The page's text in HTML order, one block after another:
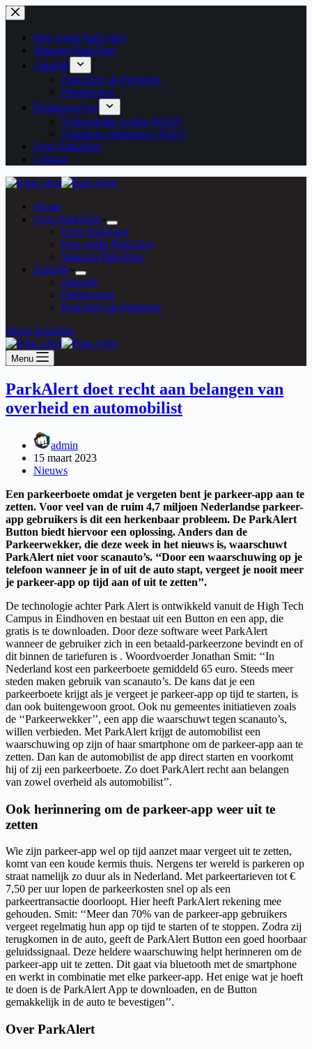
Ga
naar
inhoud
Hoe werkt ParkAlert
Waarom ParkAlert
Zakelijk
ParkAlert als Premium
Fleetowners
Klantenservice
Veelgestelde vragen (FAQ)
Questions fréquentes (FAQ)
Over ParkAlert
Contact
Home
Over ParkAlert
Over ParkAlert
Hoe werkt ParkAlert
Waarom ParkAlert
Zakelijk
Zakelijk
Fleetowners
ParkAlert als Premium
Direct bestellen
Menu
ParkAlert doet recht aan belangen van
overheid en automobilist
admin
15 maart 2023
Nieuws
Een parkeerboete omdat je vergeten bent je parkeer-app aan te
zetten. Voor veel van de ruim 4,7 miljoen Nederlandse parkeer-
app gebruikers is dit een herkenbaar probleem. De ParkAlert
Button biedt hiervoor een oplossing. Anders dan de
Parkeerwekker, die deze week in het nieuws is, waarschuwt
ParkAlert niet voor scanauto’s. ‘‘Door een waarschuwing op je
telefoon wanneer je in of uit de auto stapt, vergeet je nooit meer
je parkeer-app op tijd aan of uit te zetten’’.
De technologie achter Park Alert is ontwikkeld vanuit de High Tech
Campus in Eindhoven en bestaat uit een Button en een app, die
gratis is te downloaden. Door deze software weet ParkAlert
wanneer de gebruiker zich in een betaald-parkeerzone bevindt en of
dit binnen de tariefuren is . Woordvoerder Jonathan Smit: ‘‘In
Nederland kost een parkeerboete gemiddeld 65 euro. Steeds meer
steden maken gebruik van scanauto’s. De kans dat je een
parkeerboete krijgt als je vergeet je parkeer-app op tijd te starten, is
dan ook buitengewoon groot. Ook nu gemeentes initiatieven zoals
de ‘‘Parkeerwekker’’, een app die waarschuwt tegen scanauto’s,
willen verbieden. Met ParkAlert krijgt de automobilist een
waarschuwing op zijn of haar smartphone om de parkeer-app aan te
zetten. Dan kan de automobilist de app direct starten en voorkomt
hij of zij een parkeerboete. Zo doet ParkAlert recht aan belangen
van zowel overheid als automobilist’’.
Ook herinnering om de parkeer-app weer uit te
zetten
Wie zijn parkeer-app wel op tijd aanzet maar vergeet uit te zetten,
komt van een koude kermis thuis. Nergens ter wereld is parkeren op
straat namelijk zo duur als in Nederland. Met parkeertarieven tot €
7,50 per uur lopen de parkeerkosten snel op als een
parkeertransactie doorloopt. Hier heeft ParkAlert rekening mee
gehouden. Smit: ‘‘Meer dan 70% van de parkeer-app gebruikers
vergeet regelmatig hun app op tijd te starten of te stoppen. Zodra zij
terugkomen in de auto, geeft de ParkAlert Button een goed hoorbaar
geluidssignaal. Deze heldere waarschuwing helpt herinneren om de
parkeer-app uit te zetten. Dit gaat via bluetooth met de smartphone
en werkt in combinatie met elke parkeer-app. Het enige wat je hoeft
te doen is de ParkAlert App te downloaden, en de Button
gemakkelijk in de auto te bevestigen’’.
Over ParkAlert